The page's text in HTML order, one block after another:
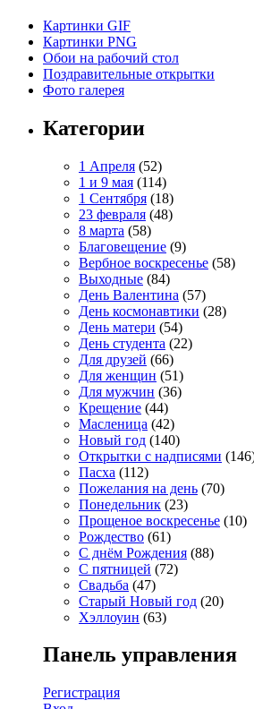
Картинки GIF
Картинки PNG
Обои на рабочий стол
Поздравительные открытки
Фото галерея
Категории
1 Апреля (52)
1 и 9 мая (114)
1 Сентября (18)
23 февраля (48)
8 марта (58)
Благовещение (9)
Вербное воскресенье (58)
Выходные (84)
День Валентина (57)
День космонавтики (28)
День матери (54)
День студента (22)
Для друзей (66)
Для женщин (51)
Для мужчин (36)
Крещение (44)
Масленица (42)
Новый год (140)
Открытки с надписями
Пасха (112)
Пожелания на день (70)
Понедельник (23)
Прощеное воскресенье (10)
Рождество (61)
С днём Рождения (88)
С пятницей (72)
Свадьба (47)
Старый Новый год (20)
Хэллоуин (63)
Панель управления
Регистрация